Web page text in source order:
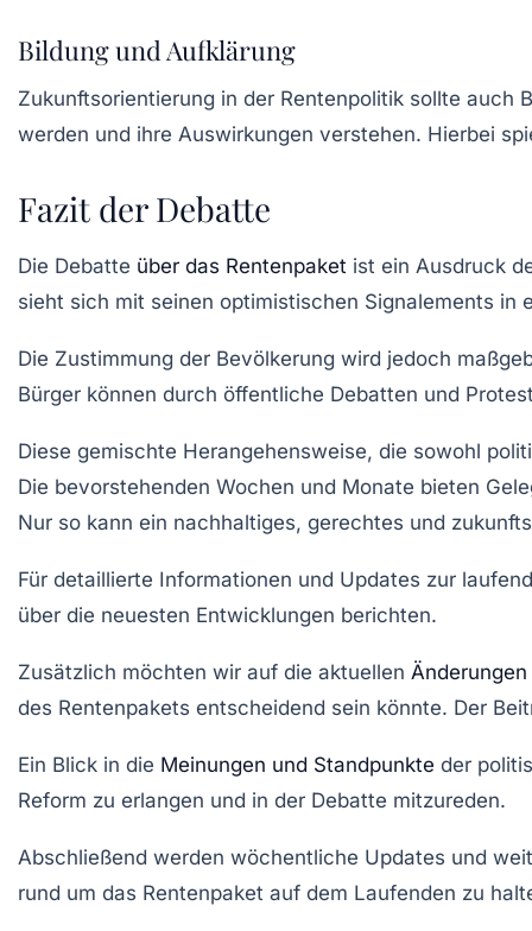
Bildung und Aufklärung
Zukunftsorientierung in der Rentenpolitik sollte auch
werden und ihre Auswirkungen verstehen. Hierbei
Fazit der Debatte
Die Debatte über das Rentenpaket ist ein Ausdruck
sieht sich mit seinen optimistischen Signalements in
Die Zustimmung der Bevölkerung wird jedoch
Bürger können durch öffentliche Debatten und
Diese gemischte Herangehensweise, die sowohl
Die bevorstehenden Wochen und Monate bieten
Nur so kann ein nachhaltiges, gerechtes und
Für detaillierte Informationen und Updates zur
über die neuesten Entwicklungen berichten.
Zusätzlich möchten wir auf die aktuellen Änderungen
des Rentenpakets entscheidend sein könnte. Der
Ein Blick in die Meinungen und Standpunkte der
Reform zu erlangen und in der Debatte mitzureden.
Abschließend werden wöchentliche Updates und
rund um das Rentenpaket auf dem Laufenden zu